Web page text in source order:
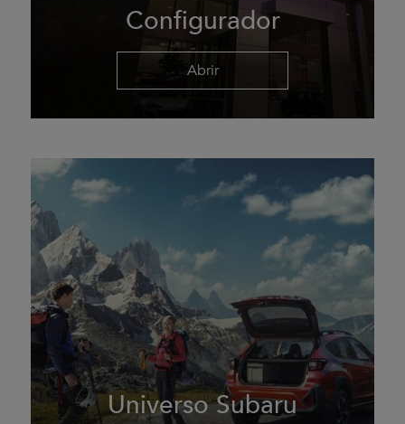
Configurador
Abrir
Universo Subaru